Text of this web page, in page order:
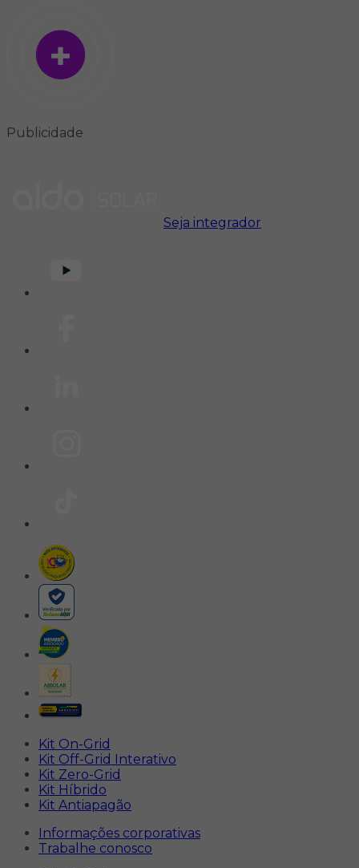
Publicidade
Seja integrador
Kit On-Grid
Kit Off-Grid Interativo
Kit Zero-Grid
Kit Híbrido
Kit Antiapagão
Informações corporativas
Trabalhe conosco